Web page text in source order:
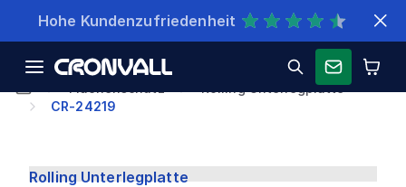
Schnelle Lieferung
Rolling Unterlegplatte
CR-24219
Rolling Unterlegplatte